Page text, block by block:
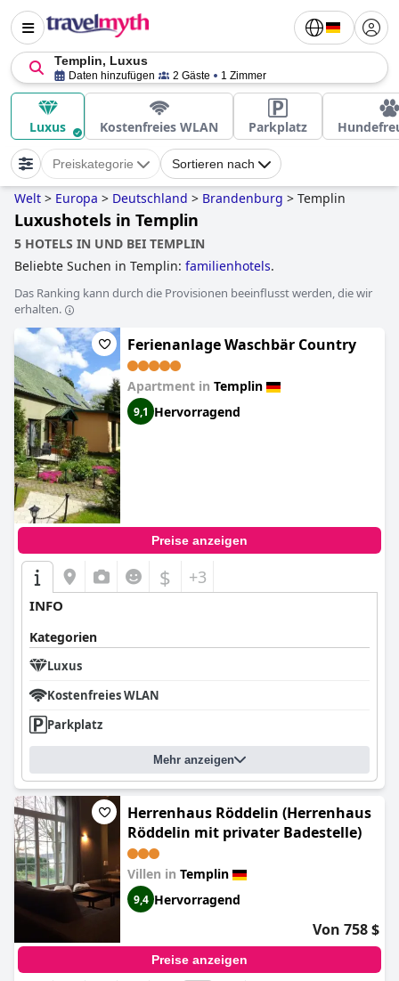
Templin, Luxus
Daten hinzufügen 2 Gäste 1 Zimmer
Luxus Kostenfreies WLAN Parkplatz
Preiskategorie Sortieren nach
Welt > Europa > Deutschland > Brandenburg > Templin
Luxushotels in Templin
5 HOTELS IN UND BEI TEMPLIN
Beliebte Suchen in Templin: familienhotels.
Das Ranking kann durch die Provisionen beeinflusst werden, die wir
erhalten.
Ferienanlage Waschbär Country
Apartment in Templin
9,1 Hervorragend
Preise anzeigen
$ +3
INFO
Kategorien
Luxus
Kostenfreies WLAN
Parkplatz
Mehr anzeigen
Herrenhaus Röddelin (Herrenhaus
Röddelin mit privater Badestelle)
Villen in Templin
9,4 Hervorragend
Von 758 $
Preise anzeigen